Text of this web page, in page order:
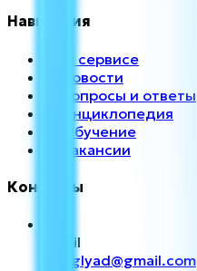
Навигация
О сервисе
Новости
Вопросы и ответы
Энциклопедия
Обучение
Вакансии
Контакты
Email
finoglyad@gmail.com